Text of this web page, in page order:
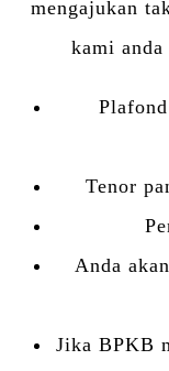
mengajukan
kami
Tenor
Anda
Jika BPKB